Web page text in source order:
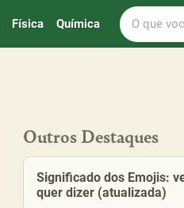
Física Química
O
que
você
Outros Destaques
Significado dos Emojis:
quer dizer (atualizada)